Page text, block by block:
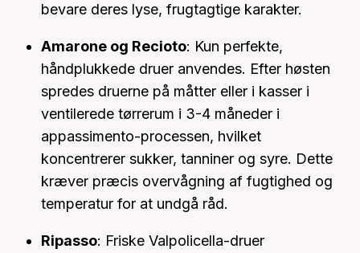
bevare deres lyse, frugtagtige karakter.
Amarone og Recioto: Kun perfekte,
håndplukkede druer anvendes. Efter høsten
spredes druerne på måtter eller i kasser i
ventilerede tørrerum i 3-4 måneder i
appassimento-processen, hvilket
koncentrerer sukker, tanniner og syre. Dette
kræver præcis overvågning af fugtighed og
temperatur for at undgå råd.
Ripasso: Friske Valpolicella-druer